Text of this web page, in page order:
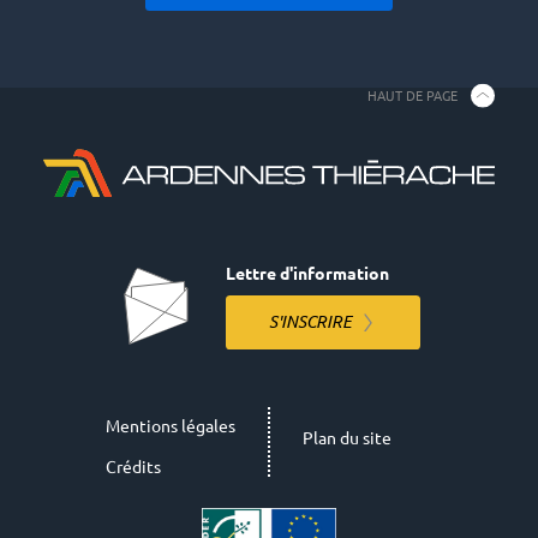
Lettre d'information
S'INSCRIRE
Mentions légales
Crédits
Plan du site
HAUT DE PAGE